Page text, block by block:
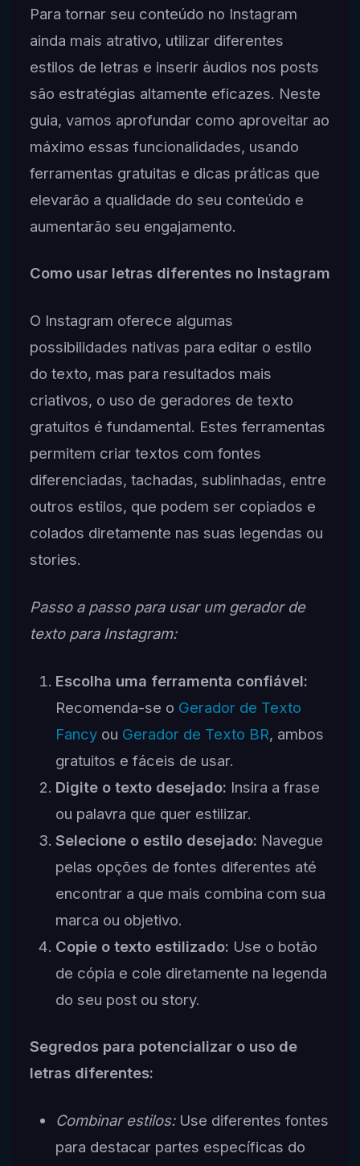
Para tornar seu conteúdo no Instagram
ainda mais atrativo, utilizar diferentes
estilos de letras e inserir áudios nos posts
são estratégias altamente eficazes. Neste
guia, vamos aprofundar como aproveitar ao
máximo essas funcionalidades, usando
ferramentas gratuitas e dicas práticas que
elevarão a qualidade do seu conteúdo e
aumentarão seu engajamento.
Como usar letras diferentes no Instagram
O Instagram oferece algumas
possibilidades nativas para editar o estilo
do texto, mas para resultados mais
criativos, o uso de geradores de texto
gratuitos é fundamental. Estes ferramentas
permitem criar textos com fontes
diferenciadas, tachadas, sublinhadas, entre
outros estilos, que podem ser copiados e
colados diretamente nas suas legendas ou
stories.
Passo a passo para usar um gerador de
texto para Instagram:
Escolha uma ferramenta confiável:
Recomenda-se o Gerador de Texto
Fancyou Gerador de Texto BR, ambos
gratuitos e fáceis de usar.
Digite o texto desejado: Insira a frase
ou palavra que quer estilizar.
Selecione o estilo desejado: Navegue
pelas opções de fontes diferentes até
encontrar a que mais combina com sua
marca ou objetivo.
Copie o texto estilizado: Use o botão
de cópia e cole diretamente na legenda
do seu post ou story.
Segredos para potencializar o uso de
letras diferentes:
Combinar estilos:Use diferentes fontes
para destacar partes específicas do